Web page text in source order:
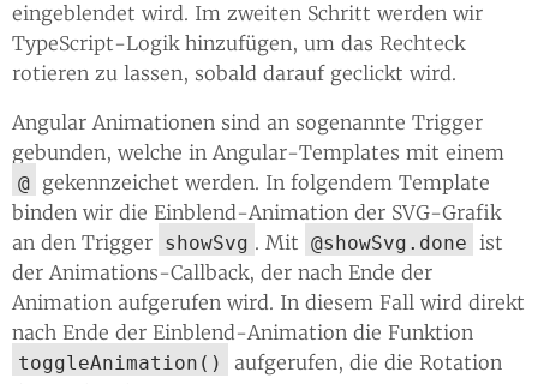
eingeblendet wird. Im zweiten Schritt werden wir
TypeScript-Logik hinzufügen, um das Rechteck
rotieren zu lassen, sobald darauf geclickt wird.
Angular Animationen sind an sogenannte Trigger
gebunden, welche in Angular-Templates mit einem
@ gekennzeichet werden. In folgendem Template
binden wir die Einblend-Animation der SVG-Grafik
an den Trigger showSvg . Mit @showSvg.done ist
der Animations-Callback, der nach Ende der
Animation aufgerufen wird. In diesem Fall wird direkt
nach Ende der Einblend-Animation die Funktion
toggleAnimation()
aufgerufen, die die Rotation